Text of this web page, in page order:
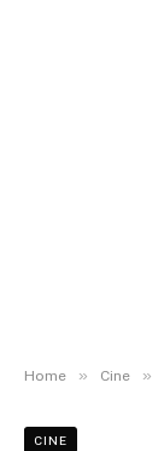
Home » Cine »
CINE